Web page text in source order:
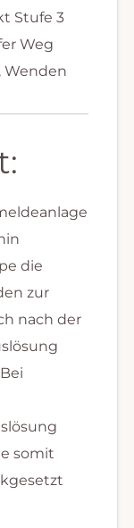
Stufe 3
Weg
Wenden
die
zur
nach der
somit